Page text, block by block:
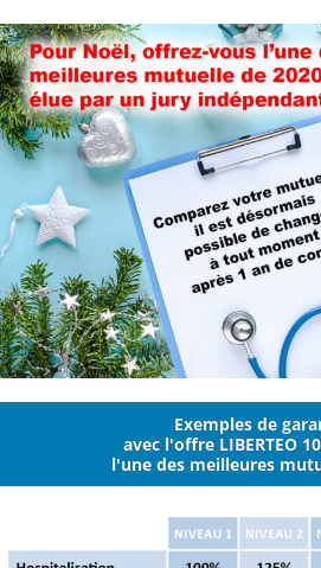
au
contenu
Exemples de
avec l'offre LIBERTEO
l'une des meilleures